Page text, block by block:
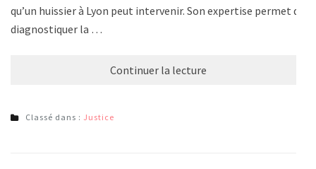
qu’un huissier à Lyon peut intervenir. Son expertise permet de
diagnostiquer la …
Continuer la lecture
Classé dans : Justice